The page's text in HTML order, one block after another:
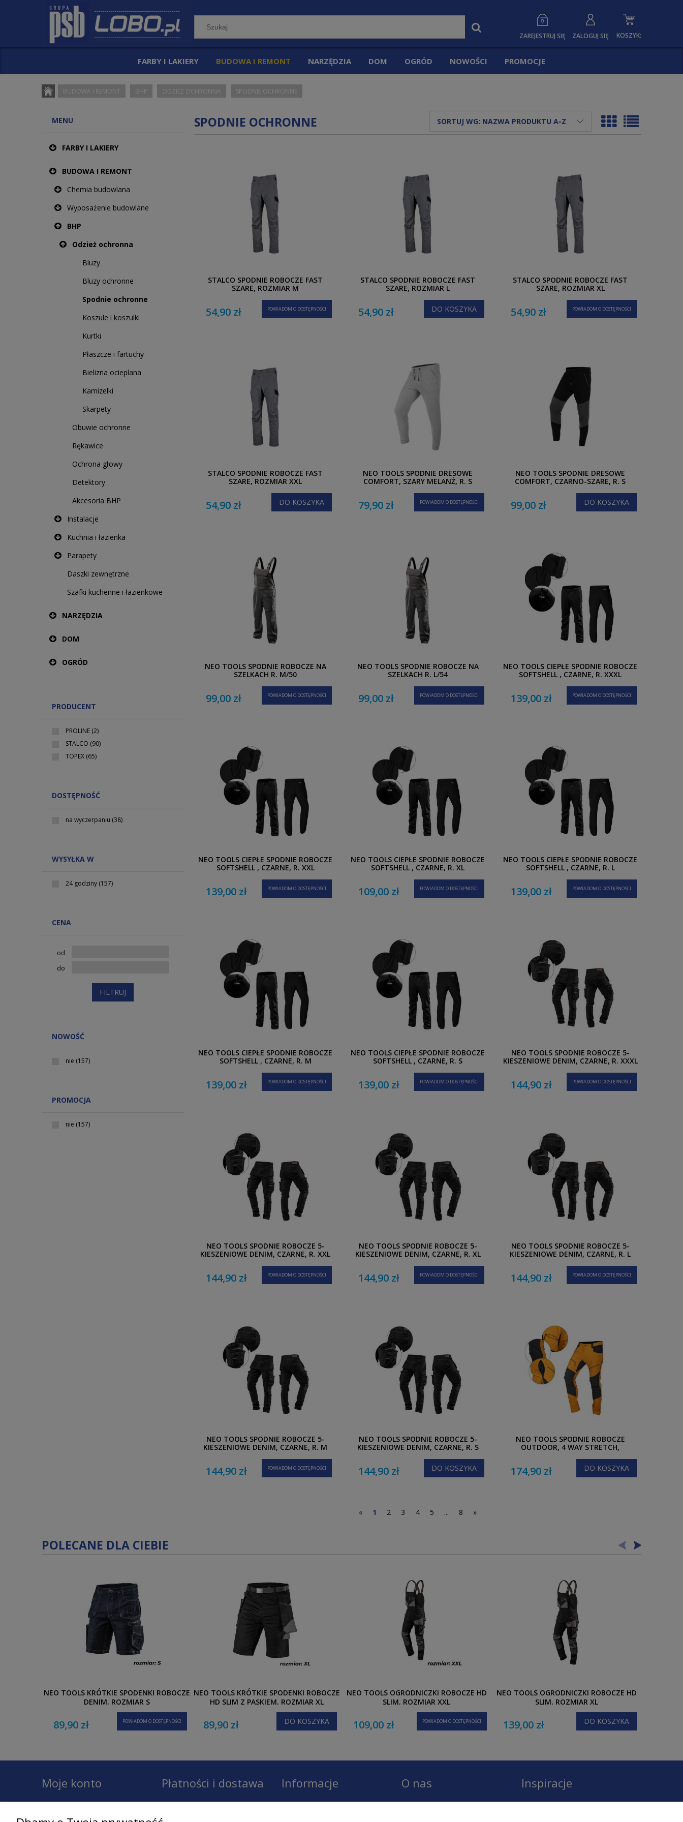
KOSZYK:
ZAREJESTRUJ SIĘ ZALOGUJ SIĘ
FARBY I LAKIERY BUDOWA I REMONT NARZĘDZIA DOM OGRÓD NOWOŚCI PROMOCJE
BUDOWA I REMONT BHP ODZIEŻ OCHRONNA SPODNIE OCHRONNE
MENU
FARBY I LAKIERY
BUDOWA I REMONT
Chemia budowlana
Wyposażenie budowlane
BHP
Odzież ochronna
Bluzy
Bluzy ochronne
Spodnie ochronne
Koszule i koszulki
Kurtki
Płaszcze i fartuchy
Bielizna ocieplana
Kamizelki
Skarpety
Obuwie ochronne
Rękawice
Ochrona głowy
Detektory
Akcesoria BHP
Instalacje
Kuchnia i łazienka
Parapety
Daszki zewnętrzne
Szafki kuchenne i łazienkowe
NARZĘDZIA
DOM
OGRÓD
PRODUCENT
PROLINE (2)
STALCO (90)
TOPEX (65)
DOSTĘPNOŚĆ
na wyczerpaniu (38)
WYSYŁKA W
24 godziny (157)
CENA
od
do
FILTRUJ
NOWOŚĆ
nie (157)
PROMOCJA
nie (157)
SPODNIE OCHRONNE SORTUJ WG: NAZWA PRODUKTU A-Z
STALCO SPODNIE ROBOCZE FAST
SZARE, ROZMIAR M
54,90 zł POWIADOM O DOSTĘPNOŚCI
STALCO SPODNIE ROBOCZE FAST
SZARE, ROZMIAR L
54,90 zł DO KOSZYKA
STALCO SPODNIE ROBOCZE FAST
SZARE, ROZMIAR XL
54,90 zł POWIADOM O DOSTĘPNOŚCI
STALCO SPODNIE ROBOCZE FAST
SZARE, ROZMIAR XXL
54,90 zł DO KOSZYKA
NEO TOOLS SPODNIE DRESOWE
COMFORT, SZARY MELANŻ, R. S
79,90 zł POWIADOM O DOSTĘPNOŚCI
NEO TOOLS SPODNIE DRESOWE
COMFORT, CZARNO-SZARE, R. S
99,00 zł DO KOSZYKA
NEO TOOLS SPODNIE ROBOCZE NA
SZELKACH R. M/50
99,00 zł POWIADOM O DOSTĘPNOŚCI
NEO TOOLS SPODNIE ROBOCZE NA
SZELKACH R. L/54
99,00 zł POWIADOM O DOSTĘPNOŚCI
NEO TOOLS CIEPŁE SPODNIE ROBOCZE
SOFTSHELL , CZARNE, R. XXXL
139,00 zł POWIADOM O DOSTĘPNOŚCI
NEO TOOLS CIEPŁE SPODNIE ROBOCZE
SOFTSHELL , CZARNE, R. XXL
139,00 zł POWIADOM O DOSTĘPNOŚCI
NEO TOOLS CIEPŁE SPODNIE ROBOCZE
SOFTSHELL , CZARNE, R. XL
109,00 zł POWIADOM O DOSTĘPNOŚCI
NEO TOOLS CIEPŁE SPODNIE ROBOCZE
SOFTSHELL , CZARNE, R. L
139,00 zł POWIADOM O DOSTĘPNOŚCI
NEO TOOLS CIEPŁE SPODNIE ROBOCZE
SOFTSHELL , CZARNE, R. M
139,00 zł POWIADOM O DOSTĘPNOŚCI
NEO TOOLS CIEPŁE SPODNIE ROBOCZE
SOFTSHELL , CZARNE, R. S
139,00 zł POWIADOM O DOSTĘPNOŚCI
NEO TOOLS SPODNIE ROBOCZE 5-
KIESZENIOWE DENIM, CZARNE, R. XXXL
144,90 zł POWIADOM O DOSTĘPNOŚCI
NEO TOOLS SPODNIE ROBOCZE 5-
KIESZENIOWE DENIM, CZARNE, R. XXL
144,90 zł POWIADOM O DOSTĘPNOŚCI
NEO TOOLS SPODNIE ROBOCZE 5-
KIESZENIOWE DENIM, CZARNE, R. XL
144,90 zł POWIADOM O DOSTĘPNOŚCI
NEO TOOLS SPODNIE ROBOCZE 5-
KIESZENIOWE DENIM, CZARNE, R. L
144,90 zł POWIADOM O DOSTĘPNOŚCI
NEO TOOLS SPODNIE ROBOCZE 5-
KIESZENIOWE DENIM, CZARNE, R. M
144,90 zł POWIADOM O DOSTĘPNOŚCI
NEO TOOLS SPODNIE ROBOCZE 5-
KIESZENIOWE DENIM, CZARNE, R. S
144,90 zł DO KOSZYKA
NEO TOOLS SPODNIE ROBOCZE
OUTDOOR, 4 WAY STRETCH,
174,90 zł DO KOSZYKA
« 1 2 3 4 5 ... 8 »
POLECANE DLA CIEBIE
NEO TOOLS KRÓTKIE SPODENKI ROBOCZE
DENIM, ROZMIAR S
89,90 zł POWIADOM O DOSTĘPNOŚCI
NEO TOOLS KRÓTKIE SPODENKI ROBOCZE
HD SLIM Z PASKIEM, ROZMIAR XL
89,90 zł DO KOSZYKA
NEO TOOLS OGRODNICZKI ROBOCZE HD
SLIM, ROZMIAR XXL
109,00 zł POWIADOM O DOSTĘPNOŚCI
NEO TOOLS OGRODNICZKI ROBOCZE HD
SLIM, ROZMIAR XL
139,00 zł DO KOSZYKA
Moje konto Płatności i dostawa Informacje O nas Inspiracje